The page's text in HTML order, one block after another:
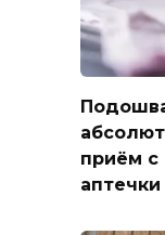
приём с
аптечки